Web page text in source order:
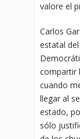
valore el
Carlos
estatal
compartir
cuando
llegar al
estado,
sólo